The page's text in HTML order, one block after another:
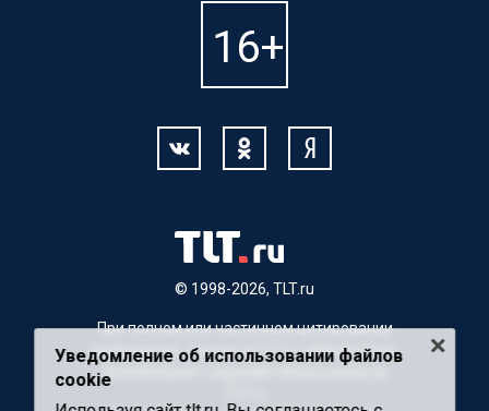
© 1998-2026, TLT.ru
При полном или частичном цитировании
материалов, ссылка на TLT.ru обязательна.
Для Интернет-изданий гиперссылка на
Уведомление об использовании файлов
cookie